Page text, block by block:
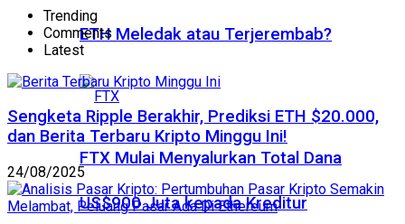
ETH Meledak atau Terjerembab?
FTX Mulai Menyalurkan Total Dana
US$900 Juta kepada Kreditur
Trending
Comments
Latest
Sengketa Ripple Berakhir, Prediksi ETH $20.000,
dan Berita Terbaru Kripto Minggu Ini!
24/08/2025